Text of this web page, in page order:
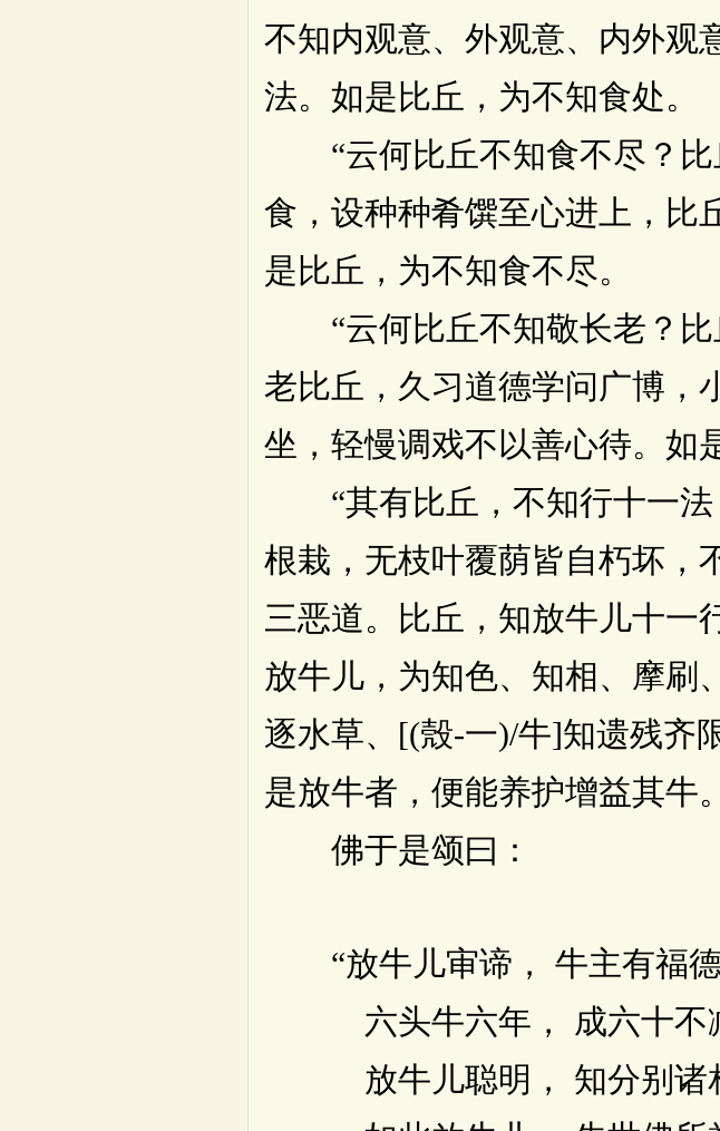
不知内观意、外观意、内外观
法。如是比丘，为不知食处。
“云何比丘不知食不尽？比
食，设种种肴馔至心进上，比
是比丘，为不知食不尽。
“云何比丘不知敬长老？比
老比丘，久习道德学问广博，
坐，轻慢调戏不以善心待。如
“其有比丘，不知行十一法
根栽，无枝叶覆荫皆自朽坏，
三恶道。比丘，知放牛儿十一
放牛儿，为知色、知相、摩刷
逐水草、[(殼-一)/牛]知遗残齐
是放牛者，便能养护增益其牛
佛于是颂曰：
“放牛儿审谛， 牛主有福德
六头牛六年， 成六十不
放牛儿聪明， 知分别诸